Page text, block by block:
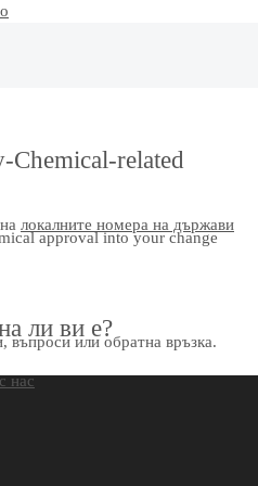
локалните номера на държави
въпроси или обратна връзка.
нас
Chemical-related
approval into your change
ли ви е?